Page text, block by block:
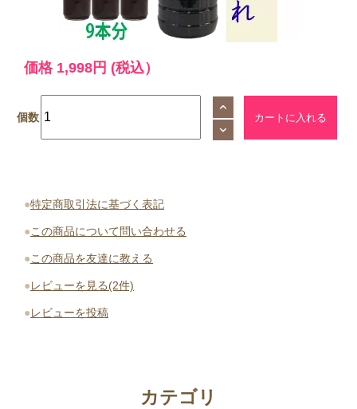
価格 1,998円 (税込）
個数
●特定商取引法に基づく表記
●この商品について問い合わせる
●この商品を友達に教える
●レビューを見る(2件)
●レビューを投稿
カテゴリ